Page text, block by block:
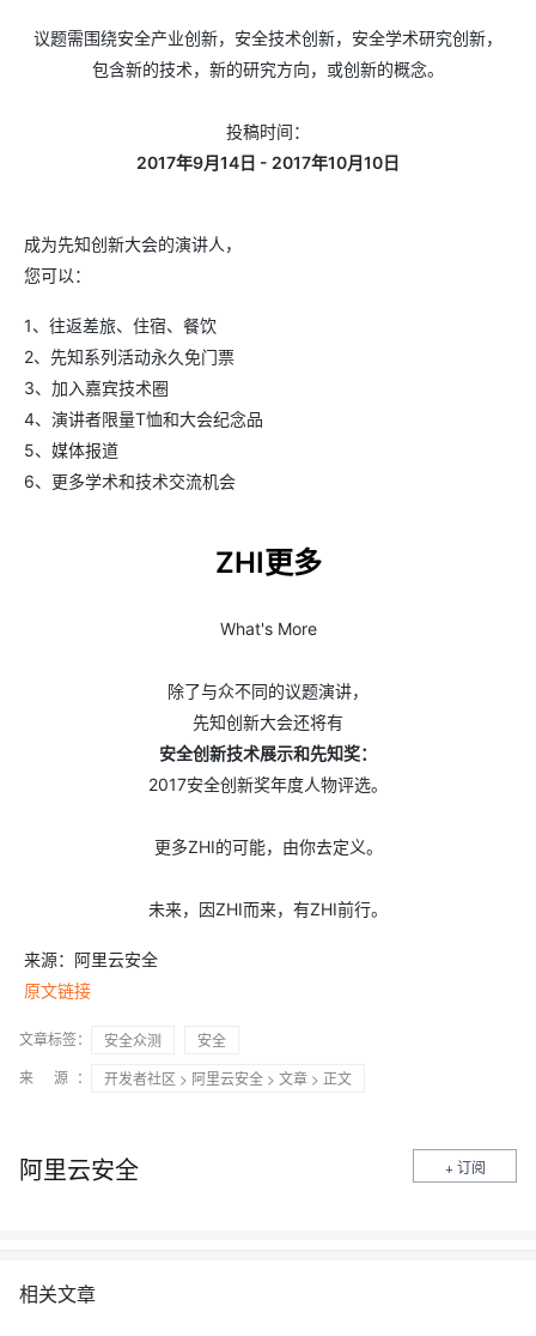
议题需围绕安全产业创新，安全技术创新，安全学术研究创新，
包含新的技术，新的研究方向，或创新的概念。
投稿时间：
2017年9月14日 - 2017年10月10日
成为先知创新大会的演讲人，
您可以：
1、往返差旅、住宿、餐饮
2、先知系列活动永久免门票
3、加入嘉宾技术圈
4、演讲者限量T恤和大会纪念品
5、媒体报道
6、更多学术和技术交流机会
ZHI更多
What's More
除了与众不同的议题演讲，
先知创新大会还将有
安全创新技术展示和先知奖：
2017安全创新奖年度人物评选。
更多ZHI的可能，由你去定义。
未来，因ZHI而来，有ZHI前行。
来源：阿里云安全
原文链接
文章标签： 安全众测
安全
来 源：
开发者社区 > 阿里云安全 > 文章 > 正文
阿里云安全 + 订阅
相关文章